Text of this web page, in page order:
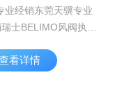
业经销东莞天骥专业
士BELIMO风阀执行
，40NM 各扭矩全系
看详情